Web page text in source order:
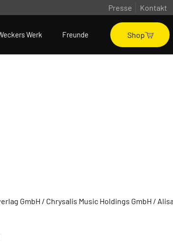
Presse Kontakt
Werk Freunde Shop
GmbH / Chrysalis Music Holdings GmbH / Alisa